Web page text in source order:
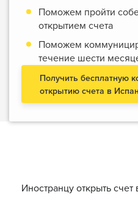
Поможем пройти
открытием счета
Поможем
течение шести
Получить бесплатную
открытию счета в
Иностранцу открыть